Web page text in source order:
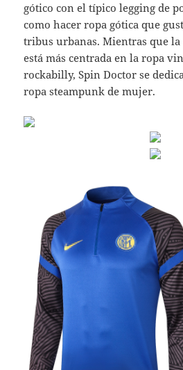
gótico con el típico legging de
como hacer ropa gótica que
tribus urbanas. Mientras que
está más centrada en la ropa
rockabilly, Spin Doctor se
ropa steampunk de mujer.